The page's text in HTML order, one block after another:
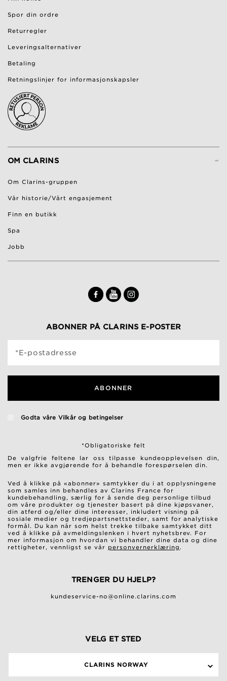
Spor din ordre
Returregler
Leveringsalternativer
Betaling
Retningslinjer for informasjonskapsler
-
OM CLARINS
Om Clarins-gruppen
Vår historie/Vårt engasjement
Finn en butikk
Spa
Jobb
ABONNER PÅ CLARINS E-POSTER
*E-postadresse
ABONNER
Godta våre Vilkår og betingelser
*Obligatoriske felt
De valgfrie feltene lar oss tilpasse kundeopplevelsen din,
men er ikke avgjørende for å behandle forespørselen din.
Ved å klikke på «abonner» samtykker du i at opplysningene
som samles inn behandles av Clarins France for
kundebehandling, særlig for å sende deg personlige tilbud
om våre produkter og tjenester basert på dine kjøpsvaner,
din atferd og/eller dine interesser, inkludert visning på
sosiale medier og tredjepartsnettsteder, samt for analytiske
formål. Du kan når som helst trekke tilbake samtykket ditt
ved å klikke på avmeldingslenken i hvert nyhetsbrev. For
mer informasjon om hvordan vi behandler dine data og dine
rettigheter, vennligst se vår personvernerklæring .
TRENGER DU HJELP?
kundeservice-no@online.clarins.com
VELG ET STED
CLARINS NORWAY